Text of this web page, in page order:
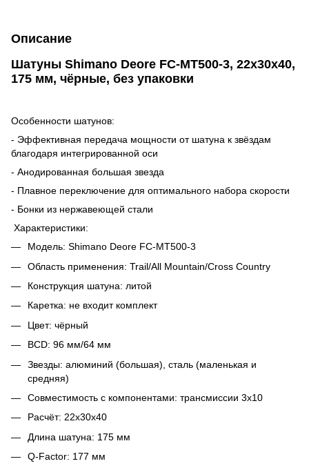
Описание
Шатуны Shimano Deore FC-MT500-3, 22x30x40,
175 мм, чёрные, без упаковки
Особенности шатунов:
- Эффективная передача мощности от шатуна к звёздам
благодаря интегрированной оси
- Анодированная большая звезда
- Плавное переключение для оптимального набора скорости
- Бонки из нержавеющей стали
Характеристики:
Модель: Shimano Deore FC-MT500-3
Область применения: Trail/All Mountain/Cross Country
Конструкция шатуна: литой
Каретка: не входит комплект
Цвет: чёрный
BCD: 96 мм/64 мм
Звезды: алюминий (большая), сталь (маленькая и
средняя)
Совместимость с компонентами: трансмиссии 3х10
Расчёт: 22x30x40
Длина шатуна: 175 мм
Q-Factor: 177 мм